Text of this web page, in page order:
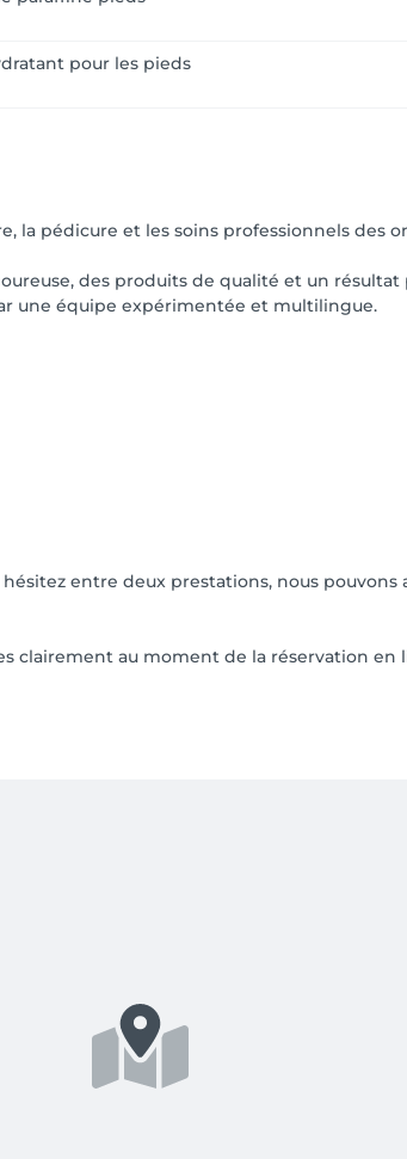
pour les pieds
la pédicure et les soins professionnels des
des produits de qualité et un
une équipe expérimentée et multilingue.
hésitez entre deux prestations, nous
clairement au moment de la réservation en